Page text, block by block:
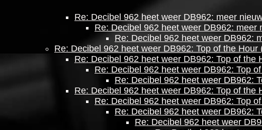
Re: Decibel 962 heet weer DB962: meer
Re: Decibel 962 heet weer DB962: meer
Re: Decibel 962 heet weer DB962:
Re: Decibel 962 heet weer DB962: Top of the Hour
Re: Decibel 962 heet weer DB962: Top of the
Re: Decibel 962 heet weer DB962: Top
Re: Decibel 962 heet weer DB962:
Re: Decibel 962 heet weer DB962: Top of the
Re: Decibel 962 heet weer DB962: Top
Re: Decibel 962 heet weer DB962:
Re: Decibel 962 heet weer